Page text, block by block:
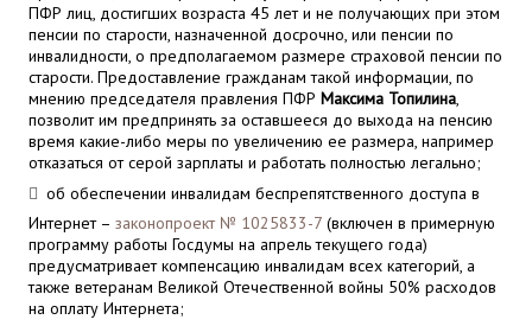
ПФР лиц, достигших возраста 45 лет и не получающих при этом
пенсии по старости, назначенной досрочно, или пенсии по
инвалидности, о предполагаемом размере страховой пенсии по
старости. Предоставление гражданам такой информации, по
мнению председателя правления ПФР Максима Топилина,
позволит им предпринять за оставшееся до выхода на пенсию
время какие-либо меры по увеличению ее размера, например
отказаться от серой зарплаты и работать полностью легально;
об обеспечении инвалидам беспрепятственного доступа в
Интернет – законопроект № 1025833-7(включен в примерную
программу работы Госдумы на апрель текущего года)
предусматривает компенсацию инвалидам всех категорий, а
также ветеранам Великой Отечественной войны 50% расходов
на оплату Интернета;